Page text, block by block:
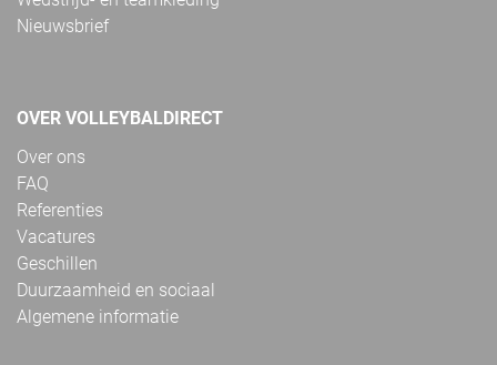
Nieuwsbrief
OVER VOLLEYBALDIRECT
Over ons
FAQ
Referenties
Vacatures
Geschillen
Duurzaamheid en sociaal
Algemene informatie